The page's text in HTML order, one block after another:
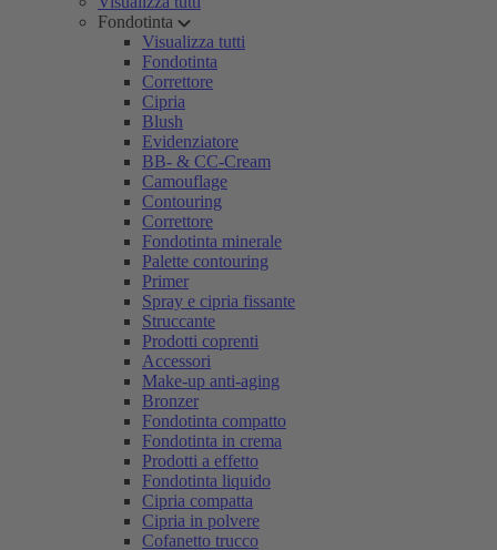
Fondotinta
Visualizza tutti
Fondotinta
Correttore
Cipria
Blush
Evidenziatore
BB- & CC-Cream
Camouflage
Contouring
Correttore
Fondotinta minerale
Palette contouring
Primer
Spray e cipria fissante
Struccante
Prodotti coprenti
Accessori
Make-up anti-aging
Bronzer
Fondotinta compatto
Fondotinta in crema
Prodotti a effetto
Fondotinta liquido
Cipria compatta
Cipria in polvere
Cofanetto trucco